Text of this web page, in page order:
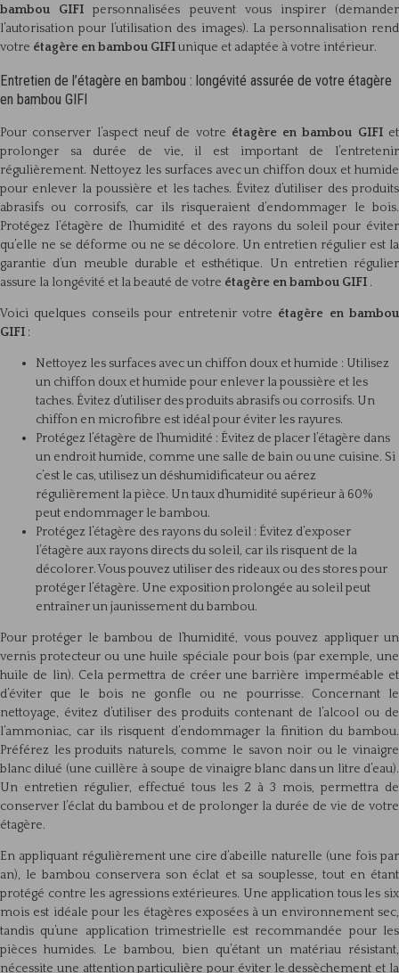
bambou GIFIpersonnalisées peuvent vous inspirer (demander
l’autorisation pour l’utilisation des images). La personnalisation rend
votre étagère en bambou GIFIunique et adaptée à votre intérieur.
Entretien de l’étagère en bambou : longévité assurée de votre étagère
en bambou GIFI
Pour conserver l’aspect neuf de votre étagère en bambou GIFI et
prolonger sa durée de vie, il est important de l’entretenir
régulièrement. Nettoyez les surfaces avec un chiffon doux et humide
pour enlever la poussière et les taches. Évitez d’utiliser des produits
abrasifs ou corrosifs, car ils risqueraient d’endommager le bois.
Protégez l’étagère de l’humidité et des rayons du soleil pour éviter
qu’elle ne se déforme ou ne se décolore. Un entretien régulier est la
garantie d’un meuble durable et esthétique. Un entretien régulier
assure la longévité et la beauté de votre étagère en bambou GIFI .
Voici quelques conseils pour entretenir votre étagère en bambou
GIFI :
Nettoyez les surfaces avec un chiffon doux et humide : Utilisez
un chiffon doux et humide pour enlever la poussière et les
taches. Évitez d’utiliser des produits abrasifs ou corrosifs. Un
chiffon en microfibre est idéal pour éviter les rayures.
Protégez l’étagère de l’humidité : Évitez de placer l’étagère dans
un endroit humide, comme une salle de bain ou une cuisine. Si
c’est le cas, utilisez un déshumidificateur ou aérez
régulièrement la pièce. Un taux d’humidité supérieur à 60%
peut endommager le bambou.
Protégez l’étagère des rayons du soleil : Évitez d’exposer
l’étagère aux rayons directs du soleil, car ils risquent de la
décolorer. Vous pouvez utiliser des rideaux ou des stores pour
protéger l’étagère. Une exposition prolongée au soleil peut
entraîner un jaunissement du bambou.
Pour protéger le bambou de l’humidité, vous pouvez appliquer un
vernis protecteur ou une huile spéciale pour bois (par exemple, une
huile de lin). Cela permettra de créer une barrière imperméable et
d’éviter que le bois ne gonfle ou ne pourrisse. Concernant le
nettoyage, évitez d’utiliser des produits contenant de l’alcool ou de
l’ammoniac, car ils risquent d’endommager la finition du bambou.
Préférez les produits naturels, comme le savon noir ou le vinaigre
blanc dilué (une cuillère à soupe de vinaigre blanc dans un litre d’eau).
Un entretien régulier, effectué tous les 2 à 3 mois, permettra de
conserver l’éclat du bambou et de prolonger la durée de vie de votre
étagère.
En appliquant régulièrement une cire d’abeille naturelle (une fois par
an), le bambou conservera son éclat et sa souplesse, tout en étant
protégé contre les agressions extérieures. Une application tous les six
mois est idéale pour les étagères exposées à un environnement sec,
tandis qu’une application trimestrielle est recommandée pour les
pièces humides. Le bambou, bien qu’étant un matériau résistant,
nécessite une attention particulière pour éviter le dessèchement et la